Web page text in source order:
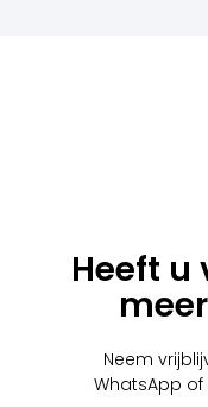
Heeft u
Neem
WhatsApp